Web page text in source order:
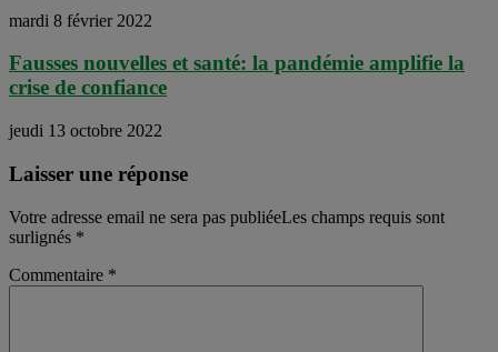
mardi 8 février 2022
Fausses nouvelles et santé: la pandémie amplifie la
crise de confiance
jeudi 13 octobre 2022
Laisser une réponse
Votre adresse email ne sera pas publiéeLes champs requis sont
surlignés *
Commentaire *